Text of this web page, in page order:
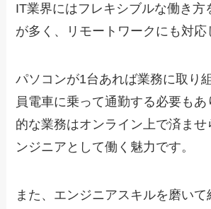
IT業界にはフレキシブルな働き方
が多く、リモートワークにも対応
パソコンが1台あれば業務に取り
員電車に乗って通勤する必要も
的な業務はオンライン上で済ませ
ンジニアとして働く魅力です。
また、エンジニアスキルを磨いて